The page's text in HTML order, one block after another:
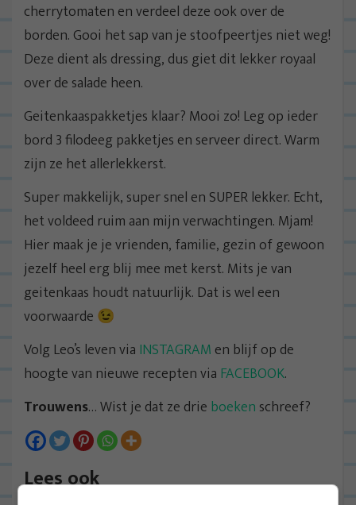
cherrytomaten en verdeel deze ook over de
borden. Gooi het sap van je stoofpeertjes niet weg!
Deze dient als dressing, dus giet dit lekker royaal
over de salade heen.
Geitenkaaspakketjes klaar? Mooi zo! Leg op ieder
bord 3 filodeeg pakketjes en serveer direct. Warm
zijn ze het allerlekkerst.
Super makkelijk, super snel en SUPER lekker. Echt,
het voldeed ruim aan mijn verwachtingen. Mjam!
Hier maak je je vrienden, familie, gezin of gewoon
jezelf heel erg blij mee met kerst. Mits je van
geitenkaas houdt natuurlijk. Dat is wel een
voorwaarde 😉
Volg Leo’s leven via INSTAGRAM en blijf op de
hoogte van nieuwe recepten via FACEBOOK.
Trouwens… Wist je dat ze drie boeken schreef?
Lees ook